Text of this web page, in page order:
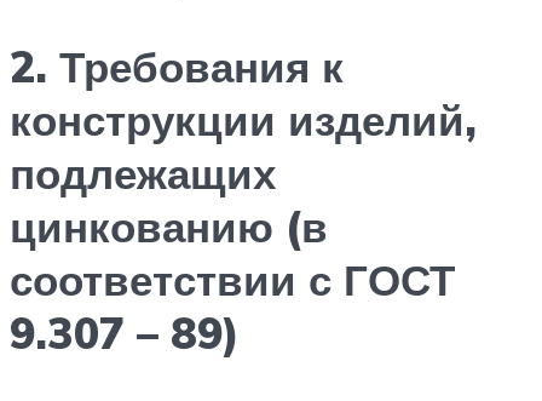
2. Требования к
конструкции изделий,
подлежащих
цинкованию (в
соответствии с ГОСТ
9.307 – 89)